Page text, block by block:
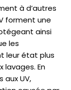
à d’autres
forment une
ainsi
les
leur état plus
En
aux UV,